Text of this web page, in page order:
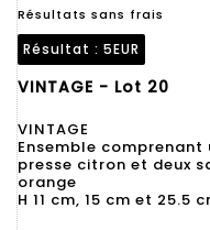
Résultats sans frais
Résultat : 5EUR
VINTAGE - Lot 20
VINTAGE
Ensemble
presse citron et deux
orange
H 11 cm, 15 cm et 25.5